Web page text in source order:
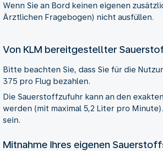
Wenn Sie an Bord keinen eigenen
Ärztlichen Fragebogen) nicht ausfüllen.
Von KLM bereitgestellter
Bitte beachten Sie, dass Sie für die
375 pro Flug bezahlen.
Die Sauerstoffzufuhr kann an den
werden (mit maximal 5,2 Liter pro
sein.
Mitnahme Ihres eigenen